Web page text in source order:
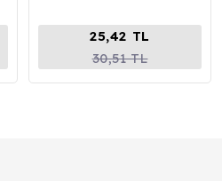
25,42 TL
30,51 TL